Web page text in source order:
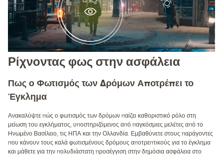
Ρίχνοντας φως στην ασφάλεια
Πως ο Φωτισμός των Δρόμων Αποτρέπει το
Έγκλημα
Ανακαλύψτε πώς ο φωτισμός των δρόμων παίζει καθοριστικό ρόλο στη
μείωση του εγκλήματος, υποστηριζόμενος από παγκόσμιες μελέτες από το
Ηνωμένο Βασίλειο, τις ΗΠΑ και την Ολλανδία. Εμβαθύνετε στους παράγοντες
που κάνουν τους καλά φωτισμένους δρόμους αποτρεπτικούς για το έγκλημα
και μάθετε για την πολυδιάστατη προσέγγιση στην δημόσια ασφάλεια στο